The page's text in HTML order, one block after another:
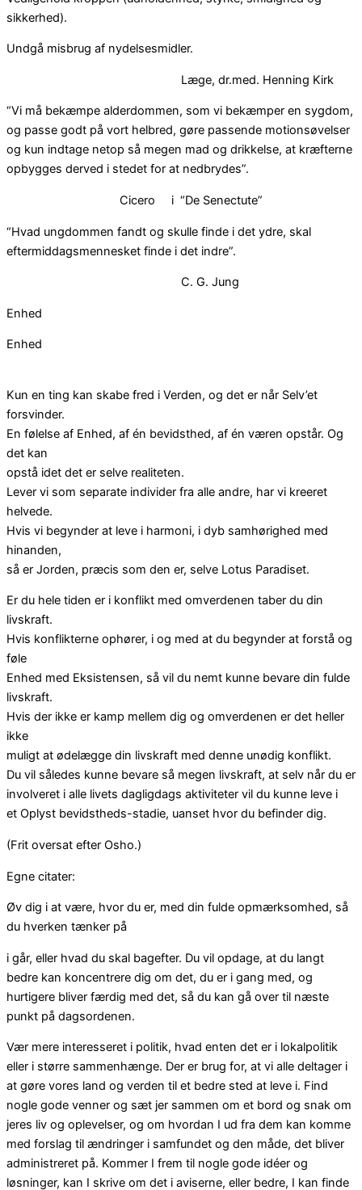
sikkerhed).
Undgå misbrug af nydelsesmidler.
Læge, dr.med. Henning Kirk
“Vi må bekæmpe alderdommen, som vi bekæmper en sygdom,
og passe godt på vort helbred, gøre passende motionsøvelser
og kun indtage netop så megen mad og drikkelse, at kræfterne
opbygges derved i stedet for at nedbrydes”.
Cicero i “De Senectute”
“Hvad ungdommen fandt og skulle finde i det ydre, skal
eftermiddagsmennesket finde i det indre”.
C. G. Jung
Enhed
Enhed
Kun en ting kan skabe fred i Verden, og det er når Selv’et
forsvinder.
En følelse af Enhed, af én bevidsthed, af én væren opstår. Og
det kan
opstå idet det er selve realiteten.
Lever vi som separate individer fra alle andre, har vi kreeret
helvede.
Hvis vi begynder at leve i harmoni, i dyb samhørighed med
hinanden,
så er Jorden, præcis som den er, selve Lotus Paradiset.
Er du hele tiden er i konflikt med omverdenen taber du din
livskraft.
Hvis konflikterne ophører, i og med at du begynder at forstå og
føle
Enhed med Eksistensen, så vil du nemt kunne bevare din fulde
livskraft.
Hvis der ikke er kamp mellem dig og omverdenen er det heller
ikke
muligt at ødelægge din livskraft med denne unødig konflikt.
Du vil således kunne bevare så megen livskraft, at selv når du er
involveret i alle livets dagligdags aktiviteter vil du kunne leve i
et Oplyst bevidstheds-stadie, uanset hvor du befinder dig.
(Frit oversat efter Osho.)
Egne citater:
Øv dig i at være, hvor du er, med din fulde opmærksomhed, så
du hverken tænker på
i går, eller hvad du skal bagefter. Du vil opdage, at du langt
bedre kan koncentrere dig om det, du er i gang med, og
hurtigere bliver færdig med det, så du kan gå over til næste
punkt på dagsordenen.
Vær mere interesseret i politik, hvad enten det er i lokalpolitik
eller i større sammenhænge. Der er brug for, at vi alle deltager i
at gøre vores land og verden til et bedre sted at leve i. Find
nogle gode venner og sæt jer sammen om et bord og snak om
jeres liv og oplevelser, og om hvordan I ud fra dem kan komme
med forslag til ændringer i samfundet og den måde, det bliver
administreret på. Kommer I frem til nogle gode idéer og
løsninger, kan I skrive om det i aviserne, eller bedre, I kan finde